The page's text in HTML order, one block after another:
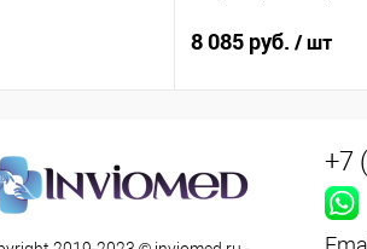
8 085 руб. / шт
+7